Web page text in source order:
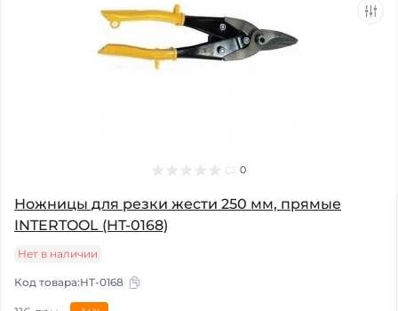
0
Ножницы для резки жести 250 мм, прямые
INTERTOOL (HT-0168)
Нет в наличии
Код товара:HT-0168